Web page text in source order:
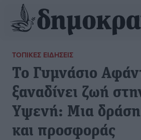
ΤΟΠΙΚΈΣ ΕΙΔΉΣΕΙΣ
Το Γυμνάσιο
ξαναδίνει ζωή
Υψενή: Μια δράση
και προσφοράς